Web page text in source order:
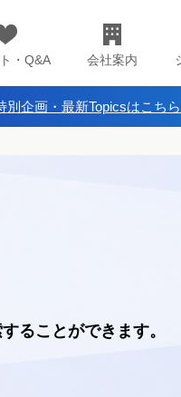
・Q&A 会社案内
企画・最新Topicsはこちら
ることができます。